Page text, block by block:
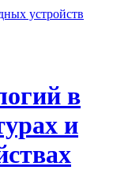
устройств
в
и